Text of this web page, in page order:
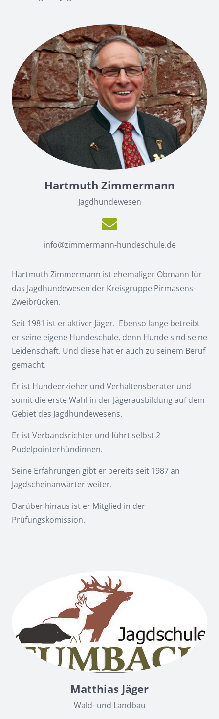
Hartmuth Zimmermann
Jagdhundewesen
info@zimmermann-hundeschule.de
Hartmuth Zimmermann ist ehemaliger Obmann für
das Jagdhundewesen der Kreisgruppe Pirmasens-
Zweibrücken.
Seit 1981 ist er aktiver Jäger. Ebenso lange betreibt
er seine eigene Hundeschule, denn Hunde sind seine
Leidenschaft. Und diese hat er auch zu seinem Beruf
gemacht.
Er ist Hundeerzieher und Verhaltensberater und
somit die erste Wahl in der Jägerausbildung auf dem
Gebiet des Jagdhundewesens.
Er ist Verbandsrichter und führt selbst 2
Pudelpointerhündinnen.
Seine Erfahrungen gibt er bereits seit 1987 an
Jagdscheinanwärter weiter.
Darüber hinaus ist er Mitglied in der
Prüfungskomission.
Matthias Jäger
Wald- und Landbau